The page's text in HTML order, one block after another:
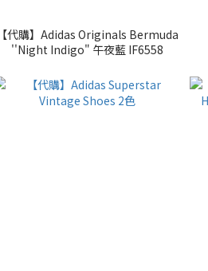
【代購】Adidas Originals Bermuda
''Night Indigo" 午夜藍 IF6558